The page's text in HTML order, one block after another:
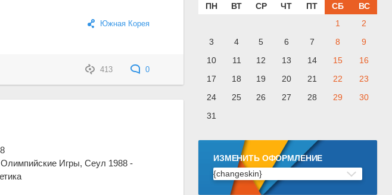
Южная Корея
413 0
Олимпийские Игры, Сеул 1988 -
ПН ВТ СР ЧТ ПТ СБ
ВС
1
2
3
4 5 6 7 8
9
10
11 12 13 14 15
16
17
18 19 20 21 22
23
24
25 26 27 28 29
30
31
ИЗМЕНИТЬ ОФОРМЛЕНИЕ
{changeskin}